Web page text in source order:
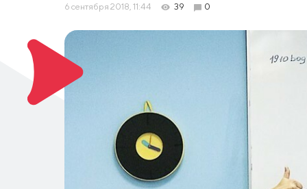
6 сентября 2018, 11:44 39 0